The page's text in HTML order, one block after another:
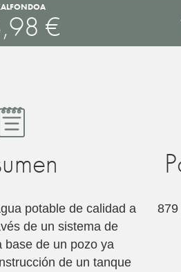
€
potable de calidad a
de un sistema de
base de un pozo ya
de un tanque
879